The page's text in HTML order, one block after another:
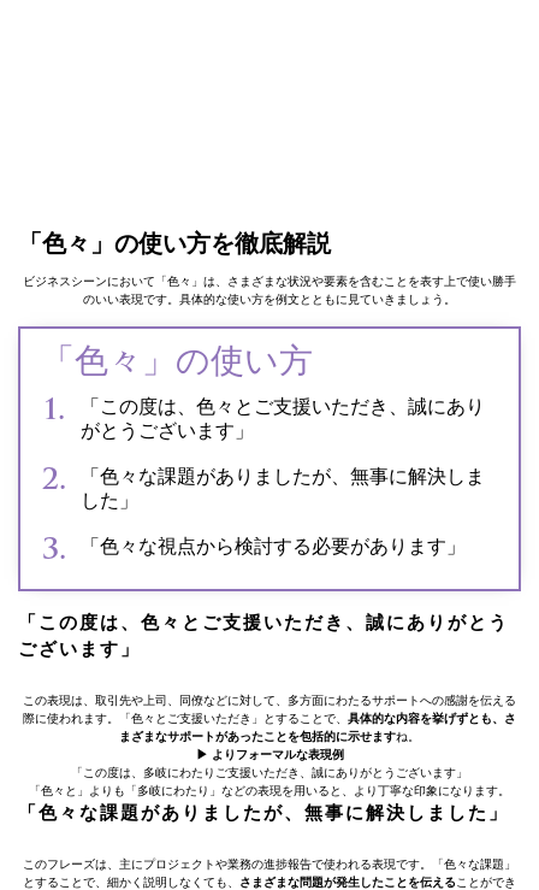
「色々」の使い方を徹底解説
ビジネスシーンにおいて「色々」は、さまざまな状況や要素を含むことを表す上で使い勝手
のいい表現です。具体的な使い方を例文とともに見ていきましょう。
「色々」の使い方
「この度は、色々とご支援いただき、誠にあり
がとうございます」
「色々な課題がありましたが、無事に解決しま
した」
「色々な視点から検討する必要があります」
「この度は、色々とご支援いただき、誠にありがとう
ございます」
この表現は、取引先や上司、同僚などに対して、多方面にわたるサポートへの感謝を伝える
際に使われます。「色々とご支援いただき」とすることで、 具体的な内容を挙げずとも、さ
まざまなサポートがあったことを包括的に示せますね。
▶ よりフォーマルな表現例
「この度は、多岐にわたりご支援いただき、誠にありがとうございます」
「色々と」よりも「多岐にわたり」などの表現を用いると、より丁寧な印象になります。
「色々な課題がありましたが、無事に解決しました」
このフレーズは、主にプロジェクトや業務の進捗報告で使われる表現です。「色々な課題」
とすることで、細かく説明しなくても、 さまざまな問題が発生したことを伝える ことができ